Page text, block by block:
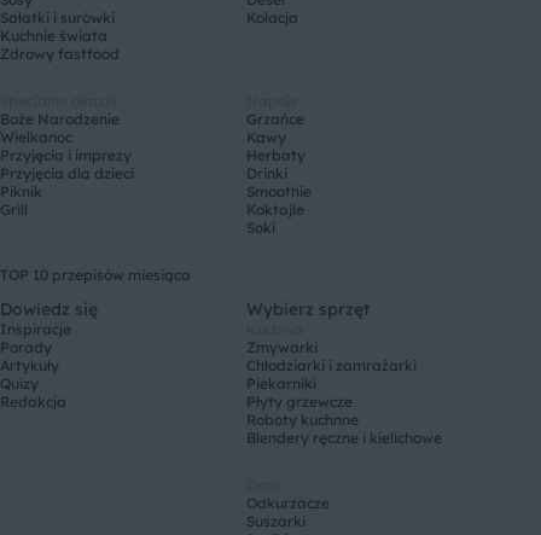
Sałatki i surówki
Kuchnie świata
Zdrowy fastfood
Kolacja
Boże Narodzenie
Wielkanoc
Przyjęcia i imprezy
Przyjęcia dla dzieci
Piknik
Grill
Grzańce
Kawy
Herbaty
Drinki
Smoothie
Koktajle
Soki
TOP 10 przepisów miesiąca
Dowiedz się
Inspiracje
Porady
Artykuły
Quizy
Redakcja
Wybierz sprzęt
Zmywarki
Chłodziarki i zamrażarki
Piekarniki
Płyty grzewcze
Roboty kuchnne
Blendery ręczne i kielichowe
Odkurzacze
Suszarki